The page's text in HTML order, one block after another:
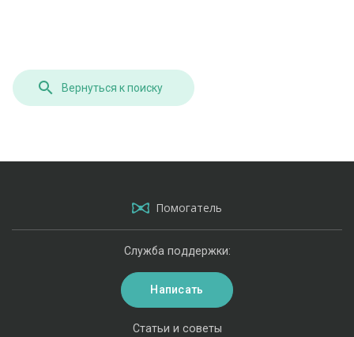
Вернуться к поиску
Помогатель
Статьи и советы
Служба поддержки:
Написать